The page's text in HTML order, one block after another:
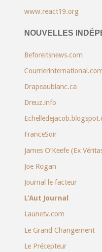
www.react19.org
NOUVELLES
Beforeitsnews.com
Drapeaublanc.ca
Dreuz.info
FranceSoir
James O’Keefe (Ex
Joe Rogan
Journal le facteur
L’Aut Journal
Launetv.com
Le Grand Changement
Le Précepteur